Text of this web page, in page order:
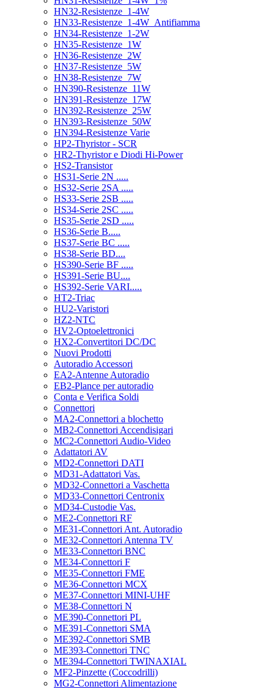
HN32-Resistenze_1-4W
HN33-Resistenze_1-4W_Antifiamma
HN34-Resistenze_1-2W
HN35-Resistenze_1W
HN36-Resistenze_2W
HN37-Resistenze_5W
HN38-Resistenze_7W
HN390-Resistenze_11W
HN391-Resistenze_17W
HN392-Resistenze_25W
HN393-Resistenze_50W
HN394-Resistenze Varie
HP2-Thyristor - SCR
HR2-Thyristor e Diodi Hi-Power
HS2-Transistor
HS31-Serie 2N .....
HS32-Serie 2SA .....
HS33-Serie 2SB .....
HS34-Serie 2SC .....
HS35-Serie 2SD .....
HS36-Serie B.....
HS37-Serie BC .....
HS38-Serie BD....
HS390-Serie BF .....
HS391-Serie BU....
HS392-Serie VARI.....
HT2-Triac
HU2-Varistori
HZ2-NTC
HV2-Optoelettronici
HX2-Convertitori DC/DC
Nuovi Prodotti
Autoradio Accessori
EA2-Antenne Autoradio
EB2-Plance per autoradio
Conta e Verifica Soldi
Connettori
MA2-Connettori a blochetto
MB2-Connettori Accendisigari
MC2-Connettori Audio-Video
Adattatori AV
MD2-Connettori DATI
MD31-Adattatori Vas.
MD32-Connettori a Vaschetta
MD33-Connettori Centronix
MD34-Custodie Vas.
ME2-Connettori RF
ME31-Connettori Ant. Autoradio
ME32-Connettori Antenna TV
ME33-Connettori BNC
ME34-Connettori F
ME35-Connettori FME
ME36-Connettori MCX
ME37-Connettori MINI-UHF
ME38-Connettori N
ME390-Connettori PL
ME391-Connettori SMA
ME392-Connettori SMB
ME393-Connettori TNC
ME394-Connettori TWINAXIAL
MF2-Pinzette (Coccodrilli)
MG2-Connettori Alimentazione